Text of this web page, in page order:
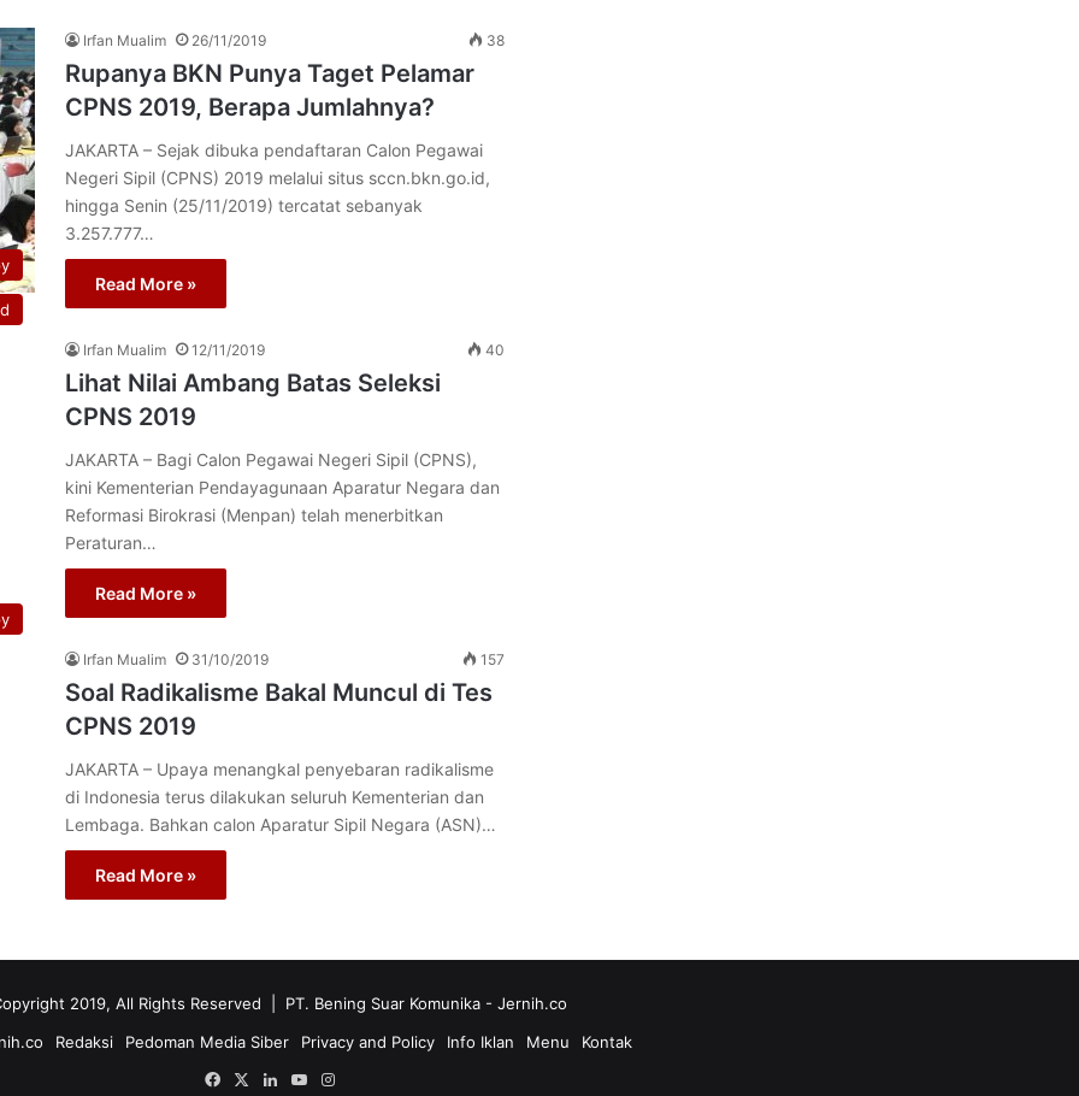
Irfan Mualim 26/11/2019 38
Rupanya BKN Punya Taget Pelamar
CPNS 2019, Berapa Jumlahnya?
JAKARTA – Sejak dibuka pendaftaran Calon Pegawai
Negeri Sipil (CPNS) 2019 melalui situs sccn.bkn.go.id,
hingga Senin (25/11/2019) tercatat sebanyak
3.257.777…
Read More »
Irfan Mualim 12/11/2019 40
Lihat Nilai Ambang Batas Seleksi
CPNS 2019
JAKARTA – Bagi Calon Pegawai Negeri Sipil (CPNS),
kini Kementerian Pendayagunaan Aparatur Negara dan
Reformasi Birokrasi (Menpan) telah menerbitkan
Peraturan…
Read More »
Irfan Mualim 31/10/2019 157
Soal Radikalisme Bakal Muncul di Tes
CPNS 2019
JAKARTA – Upaya menangkal penyebaran radikalisme
di Indonesia terus dilakukan seluruh Kementerian dan
Lembaga. Bahkan calon Aparatur Sipil Negara (ASN)…
Read More »
2019, All Rights Reserved | PT. Bening Suar Komunika - Jernih.co
Redaksi Pedoman Media Siber Privacy and Policy Info Iklan Menu
Kontak
Facebook
X LinkedInYouTubeInstagram